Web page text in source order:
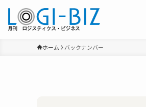
ホーム バックナンバー